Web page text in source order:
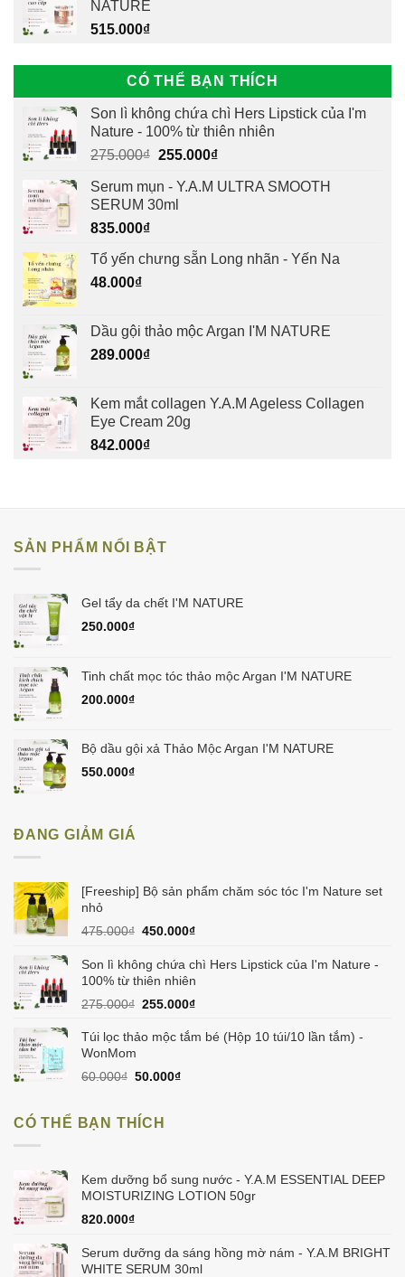
NATURE
515.000₫
CÓ THỂ BẠN THÍCH
Son lì không chứa chì Hers Lipstick của I'm
Nature - 100% từ thiên nhiên
275.000₫ Giá
là:
275.000₫.
255.000₫Giá
tại
Serum mụn - Y.A.M ULTRA SMOOTH
SERUM 30ml
835.000₫
Tổ yến chưng sẵn Long nhãn - Yến Na
48.000₫
Dầu gội thảo mộc Argan I'M NATURE
289.000₫
Kem mắt collagen Y.A.M Ageless Collagen
Eye Cream 20g
842.000₫
SẢN PHẨM NỔI BẬT
Gel tẩy da chết I'M NATURE
250.000₫
Tinh chất mọc tóc thảo mộc Argan I'M NATURE
200.000₫
Bộ dầu gội xả Thảo Mộc Argan I'M NATURE
550.000₫
ĐANG GIẢM GIÁ
[Freeship] Bộ sản phẩm chăm sóc tóc I'm Nature set
nhỏ
475.000₫ Giá
là:
475.000₫.
450.000₫Giá
tại
là:
Son lì không chứa chì Hers Lipstick của I'm Nature -
100% từ thiên nhiên
275.000₫ Giá
là:
255.000₫Giá
tại
Túi lọc thảo mộc tắm bé (Hộp 10 túi/10 lần tắm) -
WonMom
60.000₫ Giá
60.000₫.
50.000₫Giá
CÓ THỂ BẠN THÍCH
Kem dưỡng bổ sung nước - Y.A.M ESSENTIAL DEEP
MOISTURIZING LOTION 50gr
820.000₫
Serum dưỡng da sáng hồng mờ nám - Y.A.M BRIGHT
WHITE SERUM 30ml